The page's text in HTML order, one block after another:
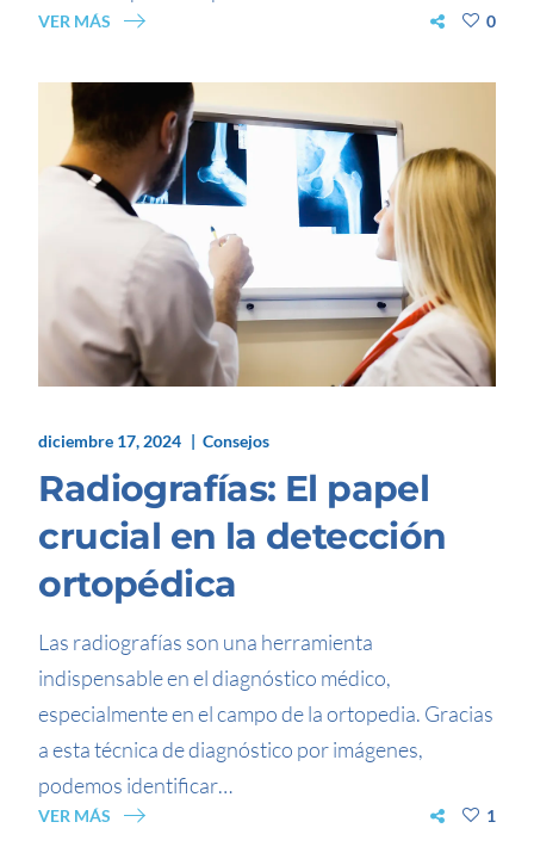
VER MÁS 0
diciembre 17, 2024 Consejos
Radiografías: El papel
crucial en la detección
ortopédica
Las radiografías son una herramienta
indispensable en el diagnóstico médico,
especialmente en el campo de la ortopedia. Gracias
a esta técnica de diagnóstico por imágenes,
podemos identificar…
VER MÁS 1